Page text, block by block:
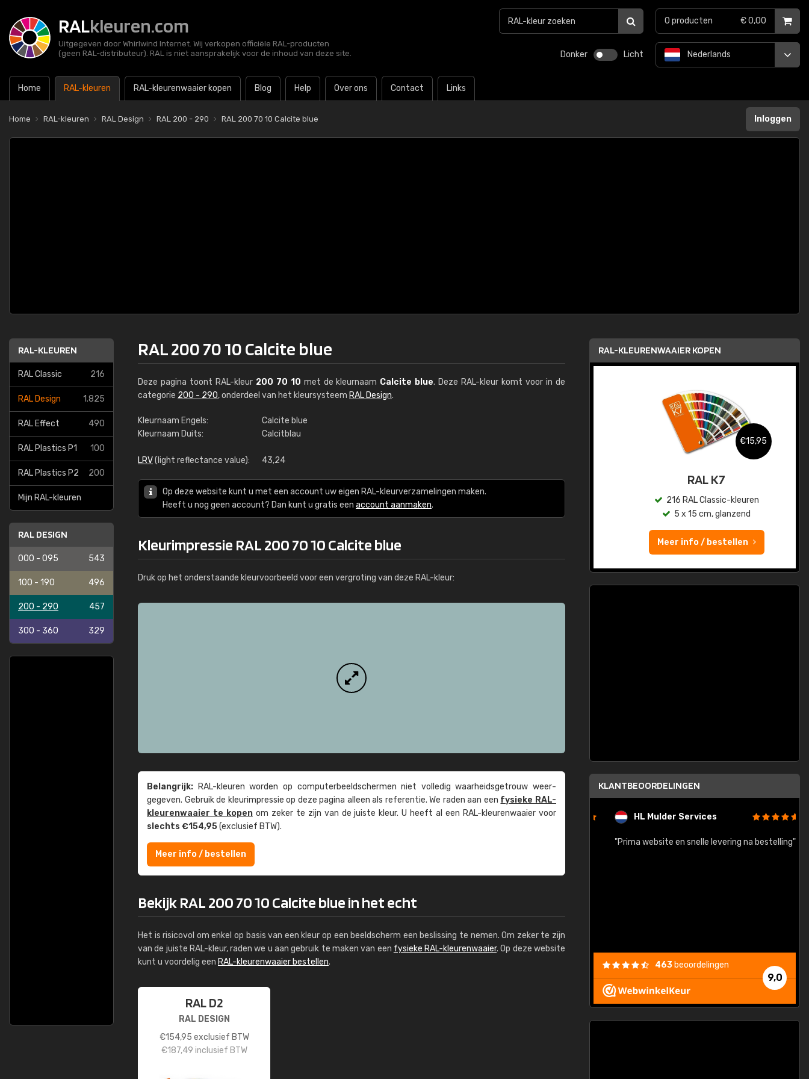
RALkleuren.com
Uitgegeven door Whirlwind Internet. Wij verkopen officiële RAL-producten
(geen RAL-distributeur). RAL is niet aansprakelijk voor de inhoud van deze site.
Donker Licht
Home RAL-kleuren RAL-kleurenwaaier kopen Blog Help Over ons Contact Links
Nederlands
0 producten € 0,00
Home RAL-kleuren RAL Design RAL 200 - 290 RAL 200 70 10 Calcite blue Inloggen
RAL-KLEUREN
RAL Classic 216
RAL Design 1.825
RAL Effect 490
RAL Plastics P1 100
RAL Plastics P2 200
Mijn RAL-kleuren
RAL DESIGN
000 - 095 543
100 - 190 496
200 - 290 457
300 - 360 329
RAL 200 70 10 Calcite blue
Deze pagina toont RAL-kleur 200 70 10 met de kleurnaam Calcite blue. Deze RAL-kleur komt voor in de
categorie 200 - 290, onderdeel van het kleursysteem RAL Design.
Kleurnaam Engels:
Calcite blue
Kleurnaam Duits:
Calcitblau
LRV(light reflectance value): 43,24
Op deze website kunt u met een account uw eigen RAL-kleurverzamelingen maken.
Heeft u nog geen account? Dan kunt u gratis een account aanmaken.
Kleurimpressie RAL 200 70 10 Calcite blue
Druk op het onderstaande kleurvoorbeeld voor een vergroting van deze RAL-kleur:
Belangrijk: RAL-kleuren worden op computer­beeld­schermen niet volledig waarheids­­getrouw weer­
gegeven. Gebruik de kleur­impressie op deze pagina alleen als referentie. We raden aan een fysieke RAL-
kleuren­waaier te kopenom zeker te zijn van de juiste kleur. U heeft al een RAL-kleuren­waaier voor
slechts €154,95(exclusief BTW).
Meer info / bestellen
Bekijk RAL 200 70 10 Calcite blue in het echt
Het is risicovol om enkel op basis van een kleur op een beeldscherm een beslissing te nemen. Om zeker te zijn
van de juiste RAL-kleur, raden we u aan gebruik te maken van een fysieke RAL-kleurenwaaier. Op deze website
kunt u voordelig een RAL-kleurenwaaier bestellen.
RAL D2
RAL DESIGN
€154,95 exclusief BTW
€187,49 inclusief BTW
RAL-KLEURENWAAIER KOPEN
RAL K7 op waterbasis
€15,95
RAL K7
216 RAL Classic-kleuren
5 x 15 cm, glanzend
Meer info / bestellen
KLANTBEOORDELINGEN
Kambier BV HL Mulder Services
"Prima website en snelle levering na bestelling"
9,0
463 beoordelingen